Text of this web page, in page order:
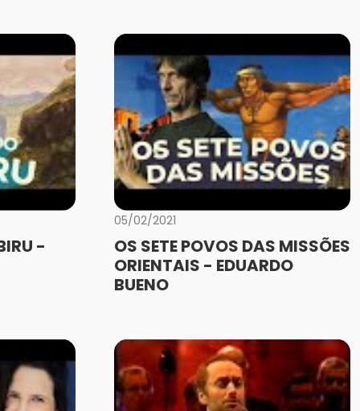
-
05/02/2021
OS SETE POVOS DAS MISSÕES
ORIENTAIS - EDUARDO
BUENO